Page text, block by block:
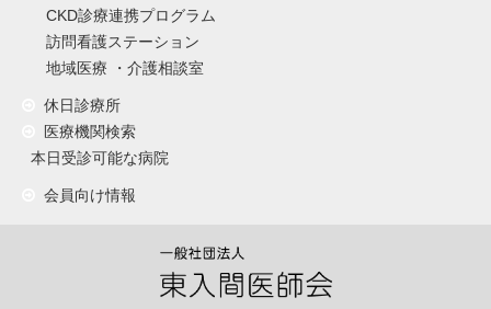
CKD診療連携プログラム
訪問看護ステーション
地域医療 ・介護相談室
休日診療所
医療機関検索
本日受診可能な病院
会員向け情報